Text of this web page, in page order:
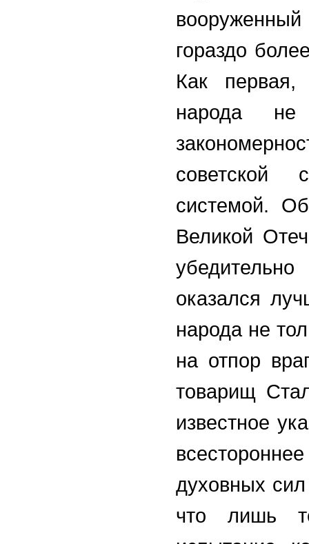
гораздо
Как первая,
народа не
советской
системой.
Великой
оказался
народа не
на отпор
товарищ
известное
духовных
что лишь